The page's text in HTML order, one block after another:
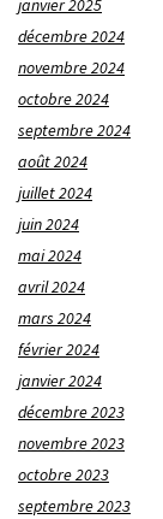
janvier 2025
décembre 2024
novembre 2024
octobre 2024
septembre 2024
août 2024
juillet 2024
juin 2024
mai 2024
avril 2024
mars 2024
février 2024
janvier 2024
décembre 2023
novembre 2023
octobre 2023
septembre 2023